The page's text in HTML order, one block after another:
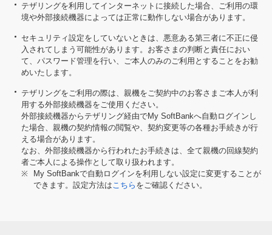
テザリングを利用してインターネットに接続した場合、ご利用の環
境や外部接続機器によっては正常に動作しない場合があります。
セキュリティ設定をしていないときは、悪意ある第三者に不正に侵
入されてしまう可能性があります。お客さまの判断と責任におい
て、パスワード管理を行い、ご本人のみのご利用とすることをお勧
めいたします。
テザリングをご利用の際は、親機をご契約中のお客さまご本人が利
用する外部接続機器をご使用ください。
外部接続機器からテザリング経由でMy SoftBankへ自動ログインし
た場合、親機の契約情報の閲覧や、契約変更等の各種お手続きが行
える場合があります。
なお、外部接続機器から行われたお手続きは、全て親機の回線契約
者ご本人による操作として取り扱われます。
※
My SoftBankで自動ログインを利用しない設定に変更することが
できます。設定方法は こちら をご確認ください。